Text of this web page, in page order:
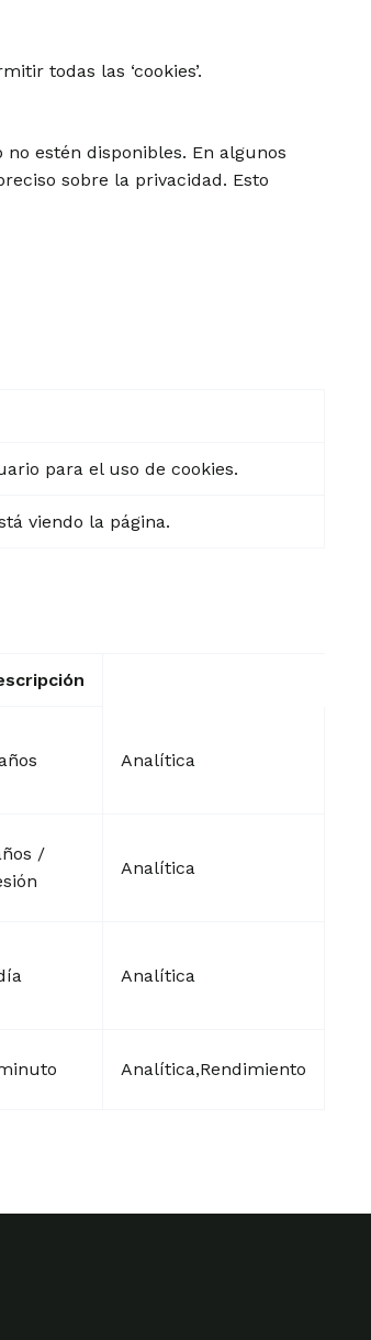
todas las ‘cookies’.
no estén disponibles. En algunos
sobre la privacidad. Esto
para el uso de cookies.
viendo la página.
Analítica
/
Analítica
Analítica
Analítica,Rendimiento